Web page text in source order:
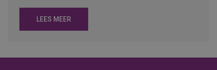
LEES MEER